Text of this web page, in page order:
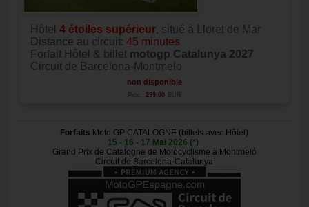
Hôtel 4 étoiles supérieur, situé à Lloret de Mar
Distance au circuit: 45 minutes
Forfait Hôtel & billet motogp Catalunya 2027
Circuit de Barcelona-Montmelo
non disponible
Prix: 299.00 EUR
Forfaits Moto GP CATALOGNE (billets avec Hôtel)
15 - 16 - 17 Mai 2026 (*)
Grand Prix de Catalogne de Motocyclisme à Montmeló
Circuit de Barcelona-Catalunya